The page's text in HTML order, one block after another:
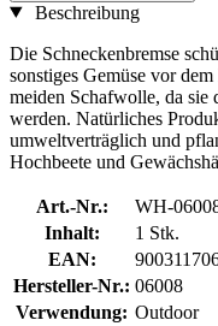
Beschreibung
Die Schneckenbremse
sonstiges Gemüse vor
meiden Schafwolle, da sie
werden. Natürliches
umweltverträglich und
Hochbeete und
Art.-Nr.:
WH-
Inhalt:
1 Stk.
EAN:
Hersteller-Nr.: 06008
Verwendung: Outdoor